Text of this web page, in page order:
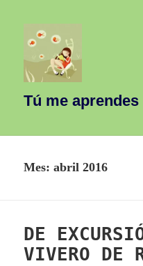
Tú me aprendes
Mes:abril 2016
DE
VIVERO DE